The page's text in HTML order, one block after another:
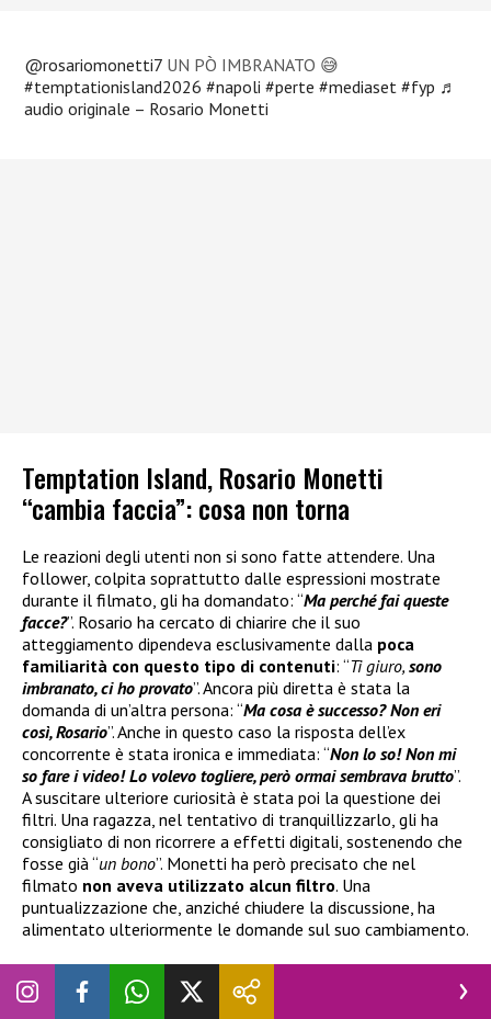
@rosariomonetti7 UN PÒ IMBRANATO 😅
#temptationisland2026 #napoli #perte #mediaset #fyp ♬
audio originale – Rosario Monetti
Temptation Island, Rosario Monetti
“cambia faccia”: cosa non torna
Le reazioni degli utenti non si sono fatte attendere. Una
follower, colpita soprattutto dalle espressioni mostrate
durante il filmato, gli ha domandato: “Ma perché fai queste
facce?”. Rosario ha cercato di chiarire che il suo
atteggiamento dipendeva esclusivamente dalla poca
familiarità con questo tipo di contenuti: “Ti giuro, sono
imbranato, ci ho provato”. Ancora più diretta è stata la
domanda di un’altra persona: “Ma cosa è successo? Non eri
così, Rosario”. Anche in questo caso la risposta dell’ex
concorrente è stata ironica e immediata: “Non lo so! Non mi
so fare i video! Lo volevo togliere, però ormai sembrava brutto”.
A suscitare ulteriore curiosità è stata poi la questione dei
filtri. Una ragazza, nel tentativo di tranquillizzarlo, gli ha
consigliato di non ricorrere a effetti digitali, sostenendo che
fosse già “un bono”. Monetti ha però precisato che nel
filmato non aveva utilizzato alcun filtro. Una
puntualizzazione che, anziché chiudere la discussione, ha
alimentato ulteriormente le domande sul suo cambiamento.
Dopo il polverone social, Rosario Monetti è tornato a
mostrarsi in unnuovo video girato in auto